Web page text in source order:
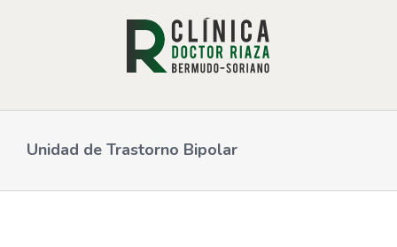
Unidad de Trastorno Bipolar